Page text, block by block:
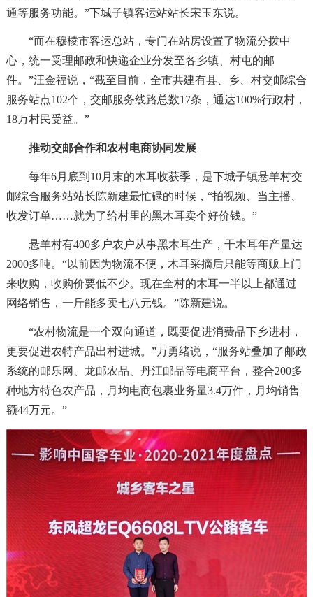
通等服务功能。”下城子镇客运站站长宋玉东说。
“而在穆棱市客运总站，专门在站房设置了物流分拨中
心，统一受理邮政和快递企业分发至各乡镇、村屯的邮
件。”汪金福说，“截至目前，全市共建有县、乡、村交邮综合
服务站点102个，交邮服务线路总数17条，通达100%行政村，
18万村民受益。”
推动交邮合作和农村电商协同发展
每年6月底到10月末的木耳收获季，是下城子镇悬羊村交
邮综合服务站站长陈新建最忙碌的时候，“拍视频、当主播、
收发订单……就为了给村里的黑木耳卖个好价钱。”
悬羊村有400多户农户从事黑木耳生产，干木耳年产量达
2000多吨。“以前因为物流不便，木耳采摘后只能等商贩上门
来收购，收购价要低不少。现在全村的木耳一半以上都通过
网络销售，一斤能多卖七八元钱。”陈新建说。
“农村物流是一个双向通道，既要促进消费品下乡进村，
更要促进农特产品出村进城。”万勇绪说，“服务站叠加了邮政
系统的邮乐网、龙邮农品、丹江邮品等电商平台，整合200多
种地方特色农产品，月均电商包裹业务量3.4万件，月均销售
额44万元。”